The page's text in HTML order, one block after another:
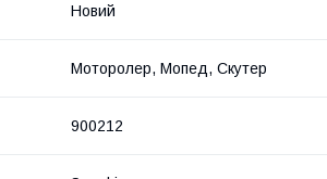
Новий
Моторолер, Мопед, Скутер
900212